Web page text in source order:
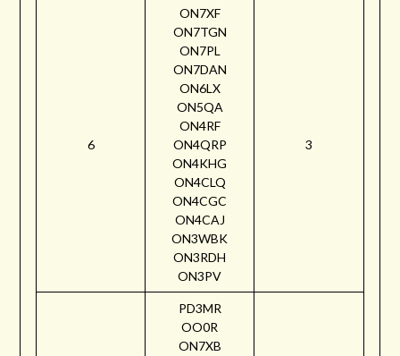
6
ON7XF
ON7TGN
ON7PL
ON7DAN
ON6LX
ON5QA
ON4RF
ON4QRP
ON4KHG
ON4CLQ
ON4CGC
ON4CAJ
ON3WBK
ON3RDH
ON3PV
3
PD3MR
OO0R
ON7XB